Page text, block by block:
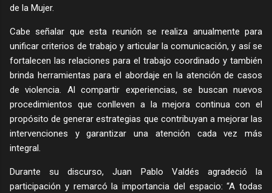
de la Mujer.
Cabe señalar que esta reunión se realiza anualmente para
unificar criterios de trabajo y articular la comunicación, y así se
fortalecen las relaciones para el trabajo coordinado y también
brinda herramientas para el abordaje en la atención de casos
de violencia. Al compartir experiencias, se buscan nuevos
procedimientos que conlleven a la mejora continua con el
propósito de generar estrategias que contribuyan a mejorar las
intervenciones y garantizar una atención cada vez más
integral.
Durante su discurso, Juan Pablo Valdés agradeció la
participación y remarcó la importancia del espacio: “A todas